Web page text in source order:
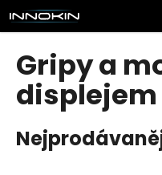
Přejít
na
obsah
Gripy a
displejem
K
o
C
o
p
o